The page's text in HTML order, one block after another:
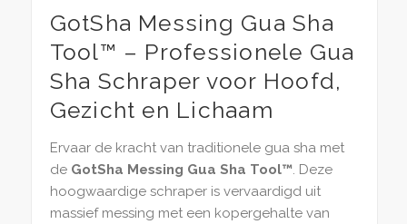
GotSha Messing Gua Sha
Tool™ – Professionele Gua
Sha Schraper voor Hoofd,
Gezicht en Lichaam
Ervaar de kracht van traditionele gua sha met
de GotSha Messing Gua Sha Tool™ . Deze
hoogwaardige schraper is vervaardigd uit
massief messing met een kopergehalte van